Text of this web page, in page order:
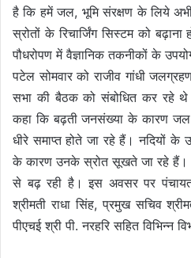
है कि हमें जल, भूमि संरक्षण के लिये
स्रोतों के रिचार्जिंग सिस्टम को
पौधरोपण में वैज्ञानिक तकनीकों के
पटेल सोमवार को राजीव गांधी
सभा की बैठक को संबोधित कर रहे
कहा कि बढ़ती जनसंख्या के कारण जल
धीरे समाप्त होते जा रहे हैं। नदियों
के कारण उनके स्रोत सूखते जा रहे हैं।
से बढ़ रही है। इस अवसर पर पंचायत
श्रीमती राधा सिंह, प्रमुख सचिव
पीएचई श्री पी. नरहरि सहित विभिन्न